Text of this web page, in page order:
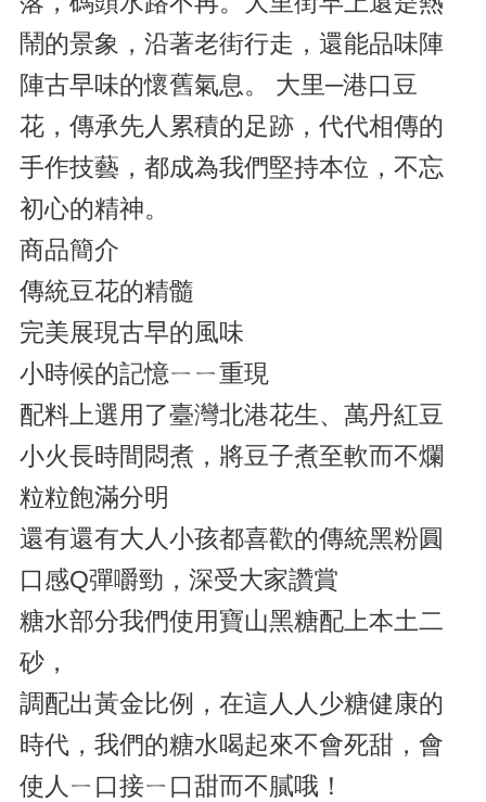
鬧的景象，沿著老街行走，還能品味陣
陣古早味的懷舊氣息。 大里─港口豆
花，傳承先人累積的足跡，代代相傳的
手作技藝，都成為我們堅持本位，不忘
初心的精神。
商品簡介
傳統豆花的精髓
完美展現古早的風味
小時候的記憶ㄧㄧ重現
配料上選用了臺灣北港花生、萬丹紅豆
小火長時間悶煮，將豆子煮至軟而不爛
粒粒飽滿分明
還有還有大人小孩都喜歡的傳統黑粉圓
口感Q彈嚼勁，深受大家讚賞
糖水部分我們使用寶山黑糖配上本土二
砂，
調配出黃金比例，在這人人少糖健康的
時代，我們的糖水喝起來不會死甜，會
使人ㄧ口接ㄧ口甜而不膩哦！